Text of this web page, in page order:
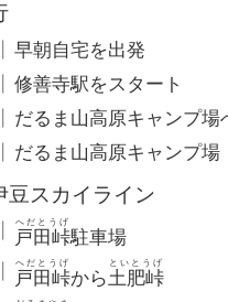
早朝自宅を出発
修善寺駅をスタート
だるま山高原キャンプ場
だるま山高原キャンプ場
豆スカイライン
戸田峠
へだとうげ
駐車場
戸田峠
へだとうげ
から土肥峠
といとうげ